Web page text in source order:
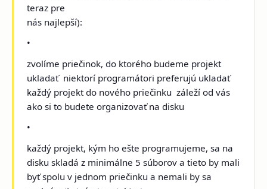
teraz pre
nás najlepší):
•
zvolíme priečinok, do ktorého budeme projekt
ukladať ­ niektorí programátori preferujú ukladať
každý projekt do nového priečinku ­ záleží od vás
ako si to budete organizovať na disku
•
každý projekt, kým ho ešte programujeme, sa na
disku skladá z minimálne 5 súborov a tieto by mali
byť spolu v jednom priečinku a nemali by sa